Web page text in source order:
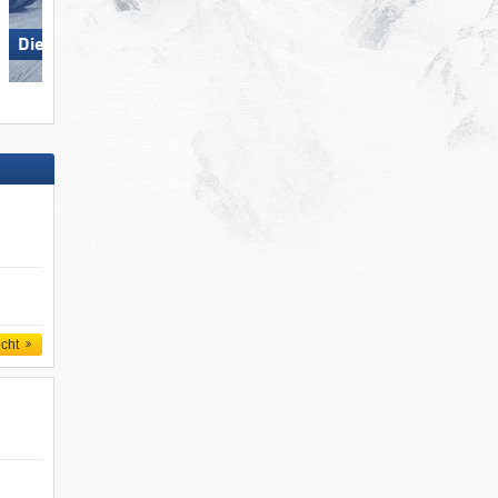
Die Tauplitz Monte Bondone